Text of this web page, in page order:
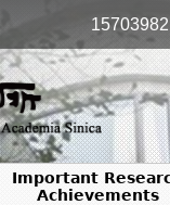
Important
Achievements